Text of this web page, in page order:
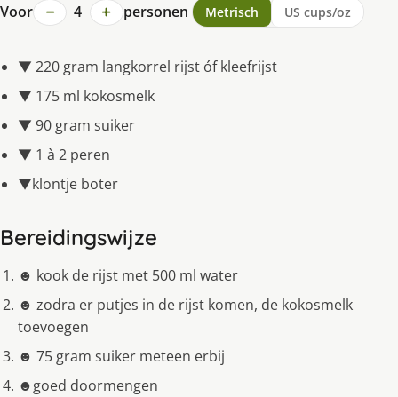
Voor − 4 + personen Metrisch US cups/oz
▼ 220 gram langkorrel rijst óf kleefrijst
▼ 175 ml kokosmelk
▼ 90 gram suiker
▼ 1 à 2 peren
▼klontje boter
Bereidingswijze
☻ kook de rijst met 500 ml water
☻ zodra er putjes in de rijst komen, de kokosmelk
toevoegen
☻ 75 gram suiker meteen erbij
☻goed doormengen